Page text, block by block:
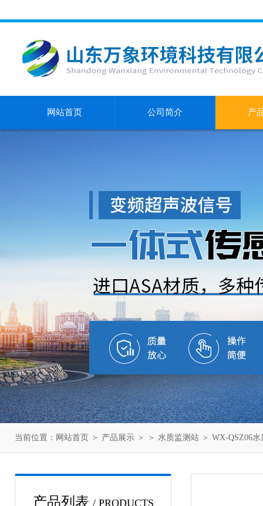
网站首页 公司简介 产
当前位置： 网站首页 ＞ 产品展示 ＞ ＞ 水质监测站 ＞ WX-QSZ06
产品列表 / PRODUCTS